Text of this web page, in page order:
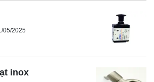
05/2025
inox